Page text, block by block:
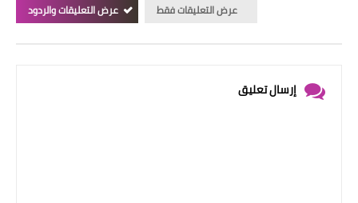
عرض التعليقات فقط
عرض التعليقات والردود
إرسال تعليق